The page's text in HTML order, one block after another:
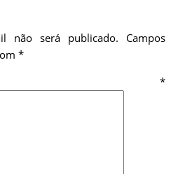
não será publicado.
Campos
*
*